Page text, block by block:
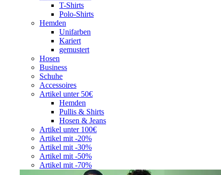
T-Shirts
Polo-Shirts
Hemden
Unifarben
Kariert
gemustert
Hosen
Business
Schuhe
Accessoires
Artikel unter 50€
Hemden
Pullis & Shirts
Hosen & Jeans
Artikel unter 100€
Artikel mit -20%
Artikel mit -30%
Artikel mit -50%
Artikel mit -70%